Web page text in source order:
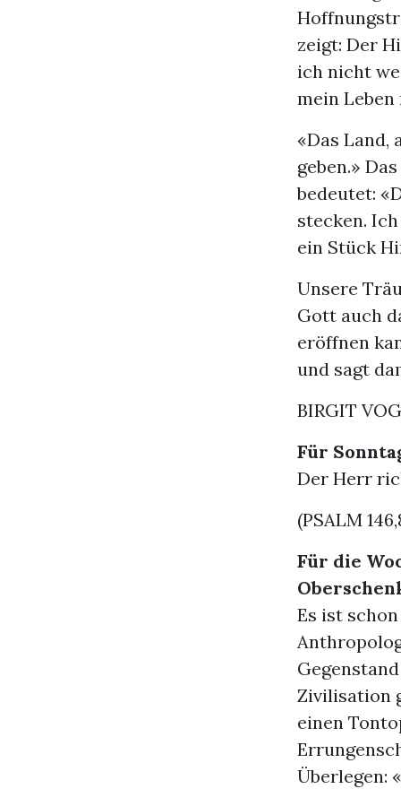
zeigt: Der
ich nicht
mein
«Das Land,
geben.»
bedeutet:
stecken.
ein Stück
Unsere
Gott auch
eröffnen
und sagt
BIRGIT
Für
Der Herr
(PSALM
Für die
Es ist
Zivilisation
einen
Überlegen: